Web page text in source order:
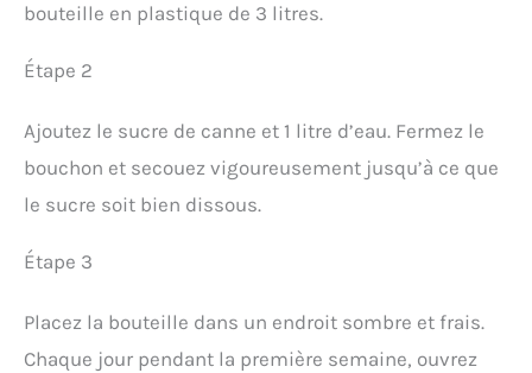
bouteille en plastique de 3 litres.
Étape 2
Ajoutez le sucre de canne et 1 litre d’eau. Fermez le
bouchon et secouez vigoureusement jusqu’à ce que
le sucre soit bien dissous.
Étape 3
Placez la bouteille dans un endroit sombre et frais.
Chaque jour pendant la première semaine, ouvrez